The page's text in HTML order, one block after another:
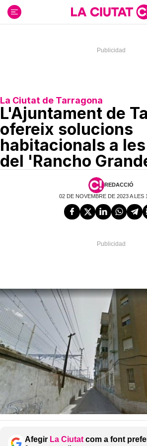
contenido
La Ciutat de Tarragona
L'Ajuntament de
ofereix solucions
habitacionals a
del 'Rancho
REDACCIÓ
02 DE NOVEMBRE DE 2023 A LES
Afegir La Ciutat com a font